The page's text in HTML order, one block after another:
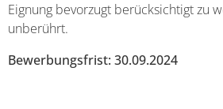
Eignung bevorzugt berücksichtigt zu
unberührt.
Bewerbungsfrist: 30.09.2024